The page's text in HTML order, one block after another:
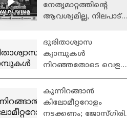
PLAYING
നേതൃമാറ്റത്തിൻ്റെ
ആവശ്യമില്ല, നിലപാട്
രാമകൃഷ്ണൻ
ദുരിതാശ്വാസ
ക്യാമ്പുകൾ
നിറഞ്ഞതോടെ വെളളം
തന്നെ കഴിയുകയാണ്
മേൽപ്പാടത്തെ
കുടുംബങ്ങൾ
കുന്നിറങ്ങാൻ
കിലോമീറ്ററോളം
നടക്കണം; ജോസ്​ഗിരി